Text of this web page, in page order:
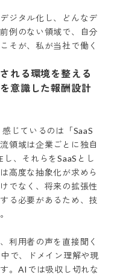
ジタル化し、どんなデ
例のない領域で、自分
そが、私が当社で働く
れる環境を整える
意識した報酬設計
じているのは「SaaS
領域は企業ごとに独自
、それらをSaaSとし
高度な抽象化が求めら
でなく、将来の拡張性
る必要があるため、技
利用者の声を直接聞く
で、ドメイン理解や現
。AIでは吸収し切れな